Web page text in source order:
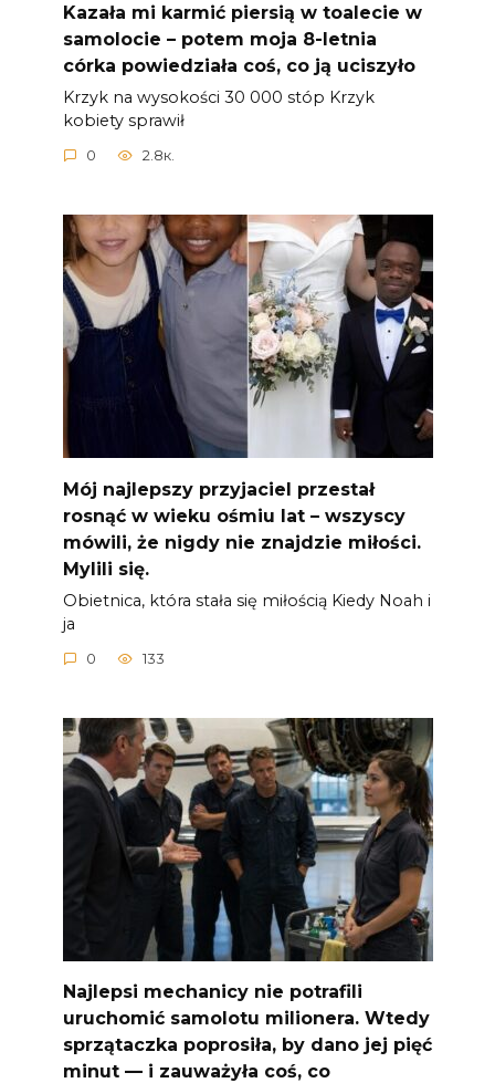
Kazała mi karmić piersią w toalecie w
samolocie – potem moja 8-letnia
córka powiedziała coś, co ją uciszyło
Krzyk na wysokości 30 000 stóp Krzyk
kobiety sprawił
0 2.8к.
Mój najlepszy przyjaciel przestał
rosnąć w wieku ośmiu lat – wszyscy
mówili, że nigdy nie znajdzie miłości.
Mylili się.
Obietnica, która stała się miłością Kiedy Noah i
ja
0 133
Najlepsi mechanicy nie potrafili
uruchomić samolotu milionera. Wtedy
sprzątaczka poprosiła, by dano jej pięć
minut — i zauważyła coś, co